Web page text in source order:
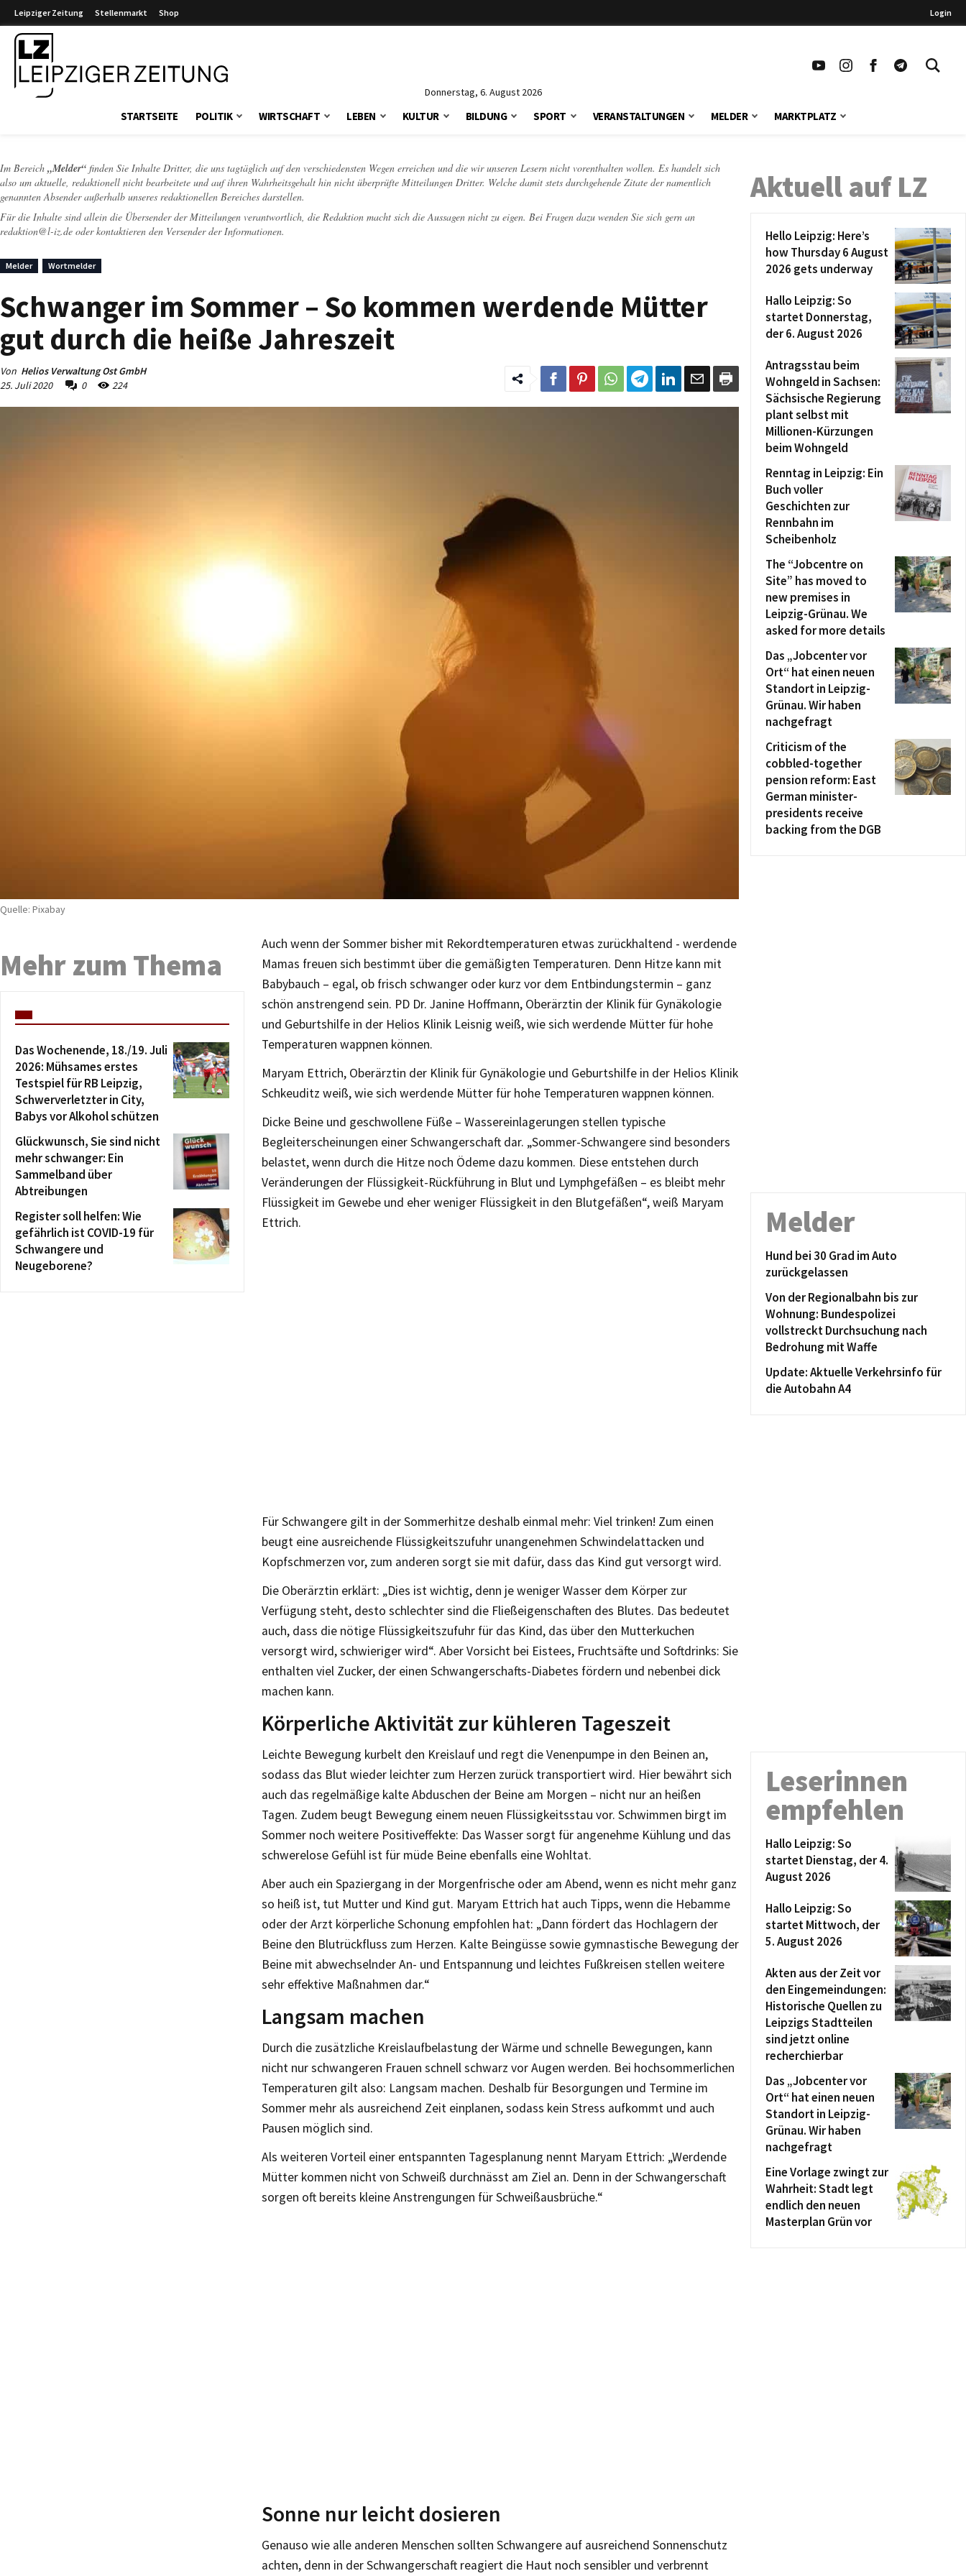
Leipziger Zeitung Stellenmarkt Shop Login
Donnerstag, 6. August 2026
STARTSEITE POLITIK WIRTSCHAFT LEBEN KULTUR BILDUNG SPORT VERANSTALTUNGEN MELDER MARKTPLATZ
Im Bereich „Melder“ finden Sie Inhalte Dritter, die uns tagtäglich auf den verschiedensten Wegen erreichen und die wir unseren Lesern nicht vorenthalten wollen. Es handelt sich
also um aktuelle, redaktionell nicht bearbeitete und auf ihren Wahrheitsgehalt hin nicht überprüfte Mitteilungen Dritter. Welche damit stets durchgehende Zitate der namentlich
genannten Absender außerhalb unseres redaktionellen Bereiches darstellen.
Für die Inhalte sind allein die Übersender der Mitteilungen verantwortlich, die Redaktion macht sich die Aussagen nicht zu eigen. Bei Fragen dazu wenden Sie sich gern an
redaktion@l-iz.de oder kontaktieren den Versender der Informationen.
Melder Wortmelder
Schwanger im Sommer – So kommen werdende Mütter
gut durch die heiße Jahreszeit
Von Helios Verwaltung Ost GmbH
25. Juli 2020
0 224
Quelle: Pixabay
Auch wenn der Sommer bisher mit Rekordtemperaturen etwas zurückhaltend - werdende
Mamas freuen sich bestimmt über die gemäßigten Temperaturen. Denn Hitze kann mit
Babybauch – egal, ob frisch schwanger oder kurz vor dem Entbindungstermin – ganz
schön anstrengend sein. PD Dr. Janine Hoffmann, Oberärztin der Klinik für Gynäkologie
und Geburtshilfe in der Helios Klinik Leisnig weiß, wie sich werdende Mütter für hohe
Temperaturen wappnen können.
Maryam Ettrich, Oberärztin der Klinik für Gynäkologie und Geburtshilfe in der Helios Klinik
Schkeuditz weiß, wie sich werdende Mütter für hohe Temperaturen wappnen können.
Dicke Beine und geschwollene Füße – Wassereinlagerungen stellen typische
Begleiterscheinungen einer Schwangerschaft dar. „Sommer-Schwangere sind besonders
belastet, wenn durch die Hitze noch Ödeme dazu kommen. Diese entstehen durch
Veränderungen der Flüssigkeit-Rückführung in Blut und Lymphgefäßen – es bleibt mehr
Flüssigkeit im Gewebe und eher weniger Flüssigkeit in den Blutgefäßen“, weiß Maryam
Ettrich.
Für Schwangere gilt in der Sommerhitze deshalb einmal mehr: Viel trinken! Zum einen
beugt eine ausreichende Flüssigkeitszufuhr unangenehmen Schwindelattacken und
Kopfschmerzen vor, zum anderen sorgt sie mit dafür, dass das Kind gut versorgt wird.
Die Oberärztin erklärt: „Dies ist wichtig, denn je weniger Wasser dem Körper zur
Verfügung steht, desto schlechter sind die Fließeigenschaften des Blutes. Das bedeutet
auch, dass die nötige Flüssigkeitszufuhr für das Kind, das über den Mutterkuchen
versorgt wird, schwieriger wird“. Aber Vorsicht bei Eistees, Fruchtsäfte und Softdrinks: Sie
enthalten viel Zucker, der einen Schwangerschafts-Diabetes fördern und nebenbei dick
machen kann.
Körperliche Aktivität zur kühleren Tageszeit
Leichte Bewegung kurbelt den Kreislauf und regt die Venenpumpe in den Beinen an,
sodass das Blut wieder leichter zum Herzen zurück transportiert wird. Hier bewährt sich
auch das regelmäßige kalte Abduschen der Beine am Morgen – nicht nur an heißen
Tagen. Zudem beugt Bewegung einem neuen Flüssigkeitsstau vor. Schwimmen birgt im
Sommer noch weitere Positiveffekte: Das Wasser sorgt für angenehme Kühlung und das
schwerelose Gefühl ist für müde Beine ebenfalls eine Wohltat.
Aber auch ein Spaziergang in der Morgenfrische oder am Abend, wenn es nicht mehr ganz
so heiß ist, tut Mutter und Kind gut. Maryam Ettrich hat auch Tipps, wenn die Hebamme
oder der Arzt körperliche Schonung empfohlen hat: „Dann fördert das Hochlagern der
Beine den Blutrückfluss zum Herzen. Kalte Beingüsse sowie gymnastische Bewegung der
Beine mit abwechselnder An- und Entspannung und leichtes Fußkreisen stellen weitere
sehr effektive Maßnahmen dar.“
Langsam machen
Durch die zusätzliche Kreislaufbelastung der Wärme und schnelle Bewegungen, kann
nicht nur schwangeren Frauen schnell schwarz vor Augen werden. Bei hochsommerlichen
Temperaturen gilt also: Langsam machen. Deshalb für Besorgungen und Termine im
Sommer mehr als ausreichend Zeit einplanen, sodass kein Stress aufkommt und auch
Pausen möglich sind.
Als weiteren Vorteil einer entspannten Tagesplanung nennt Maryam Ettrich: „Werdende
Mütter kommen nicht von Schweiß durchnässt am Ziel an. Denn in der Schwangerschaft
sorgen oft bereits kleine Anstrengungen für Schweißausbrüche.“
Sonne nur leicht dosieren
Genauso wie alle anderen Menschen sollten Schwangere auf ausreichend Sonnenschutz
achten, denn in der Schwangerschaft reagiert die Haut noch sensibler und verbrennt
Mehr zum Thema
Das Wochenende, 18./19. Juli
2026: Mühsames erstes
Testspiel für RB Leipzig,
Schwerverletzter in City,
Babys vor Alkohol schützen
Glückwunsch, Sie sind nicht
mehr schwanger: Ein
Sammelband über
Abtreibungen
Register soll helfen: Wie
gefährlich ist COVID-19 für
Schwangere und
Neugeborene?
Aktuell auf LZ
Hello Leipzig: Here’s
how Thursday 6 August
2026 gets underway
Hallo Leipzig: So
startet Donnerstag,
der 6. August 2026
Antragsstau beim
Wohngeld in Sachsen:
Sächsische Regierung
plant selbst mit
Millionen-Kürzungen
beim Wohngeld
Renntag in Leipzig: Ein
Buch voller
Geschichten zur
Rennbahn im
Scheibenholz
The “Jobcentre on
Site” has moved to
new premises in
Leipzig-Grünau. We
asked for more details
Das „Jobcenter vor
Ort“ hat einen neuen
Standort in Leipzig-
Grünau. Wir haben
nachgefragt
Criticism of the
cobbled-together
pension reform: East
German minister-
presidents receive
backing from the DGB
Melder
Hund bei 30 Grad im Auto
zurückgelassen
Von der Regionalbahn bis zur
Wohnung: Bundespolizei
vollstreckt Durchsuchung nach
Bedrohung mit Waffe
Update: Aktuelle Verkehrsinfo für
die Autobahn A4
Leserinnen
empfehlen
Hallo Leipzig: So
startet Dienstag, der 4.
August 2026
Hallo Leipzig: So
startet Mittwoch, der
5. August 2026
Akten aus der Zeit vor
den Eingemeindungen:
Historische Quellen zu
Leipzigs Stadtteilen
sind jetzt online
recherchierbar
Das „Jobcenter vor
Ort“ hat einen neuen
Standort in Leipzig-
Grünau. Wir haben
nachgefragt
Eine Vorlage zwingt zur
Wahrheit: Stadt legt
endlich den neuen
Masterplan Grün vor